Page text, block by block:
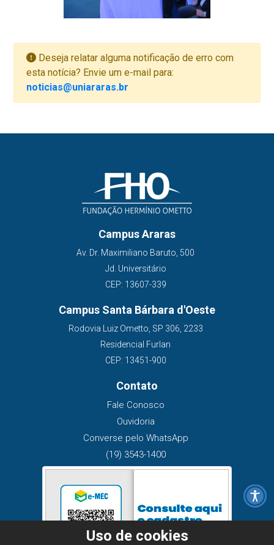
Deseja relatar alguma notificação de erro com
esta notícia? Envie um e-mail para:
noticias@uniararas.br
Campus Araras
Av. Dr. Maximiliano Baruto, 500
Jd. Universitário
CEP: 13607-339
Campus Santa Bárbara d'Oeste
Rodovia Luiz Ometto, SP 306, 2233
Residencial Furlan
CEP: 13451-900
Contato
Fale Conosco
Ouvidoria
Converse pelo WhatsApp
(19) 3543-1400
Uso de cookies